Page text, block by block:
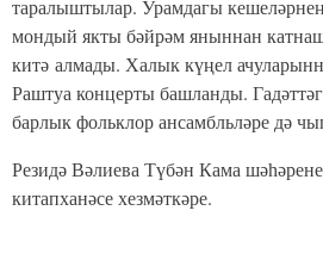
таралыштылар. Урамдагы
мондый якты бәйрәм яныннан
китә алмады. Халык күңел
Раштуа концерты башланды.
барлык фольклор ансамбльләре дә
Резидә Вәлиева Түбән Кама
китапханәсе хезмәткәре.